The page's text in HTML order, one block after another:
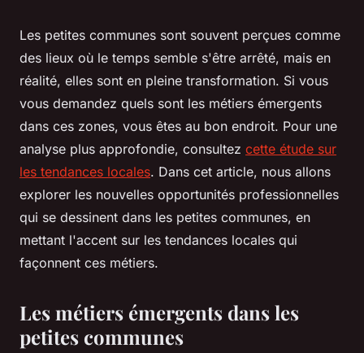
Les petites communes sont souvent perçues comme
des lieux où le temps semble s'être arrêté, mais en
réalité, elles sont en pleine transformation. Si vous
vous demandez quels sont les métiers émergents
dans ces zones, vous êtes au bon endroit. Pour une
analyse plus approfondie, consultez cette étude sur
les tendances locales. Dans cet article, nous allons
explorer les nouvelles opportunités professionnelles
qui se dessinent dans les petites communes, en
mettant l'accent sur les tendances locales qui
façonnent ces métiers.
Les métiers émergents dans les
petites communes